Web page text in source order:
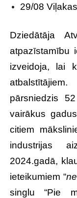
29/08
Dziedātāja
atpazīstamību
izveidoja, lai
pārsniedzis
vairākus
citiem
industrijas
2024.gadā,
ieteikumiem “
singlu “Pie